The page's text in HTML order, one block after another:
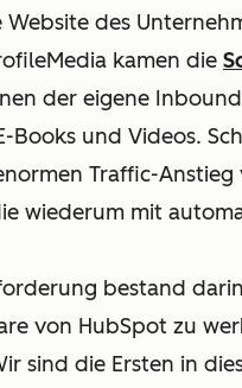
des
kamen die
der eigene
Books und Videos.
Traffic-
wiederum mit
bestand
von HubSpot zu
sind die Ersten in